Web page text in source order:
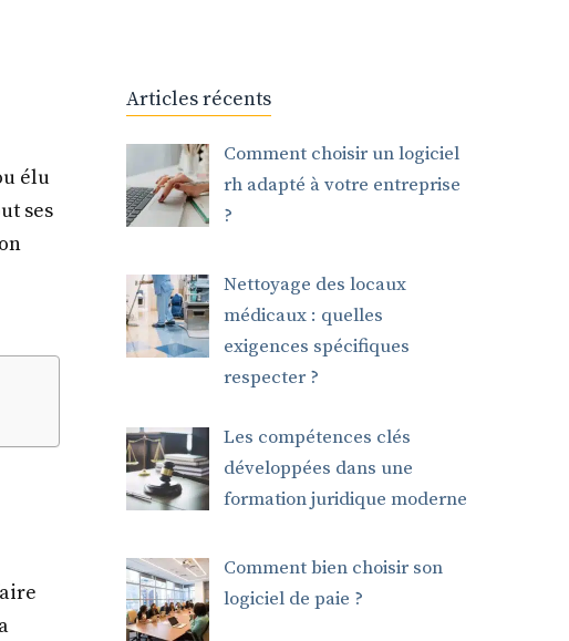
élu
ses
Articles récents
Comment choisir un logiciel
rh adapté à votre entreprise
?
Nettoyage des locaux
médicaux : quelles
exigences spécifiques
respecter ?
Les compétences clés
développées dans une
formation juridique moderne
Comment bien choisir son
logiciel de paie ?